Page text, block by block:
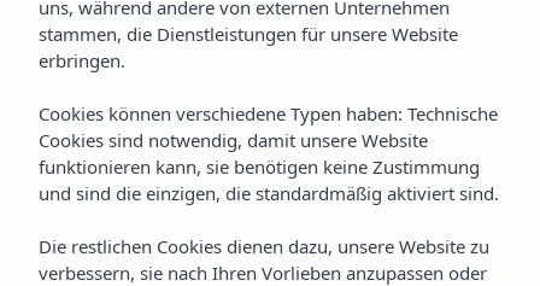
STEUER FÜR NACHHALTIGEN TOURISMUS
Steuer für Nachhaltigen Tourismus
uns, während andere von externen Unternehmen
stammen, die Dienstleistungen für unsere Website
erbringen.
Cookies können verschiedene Typen haben: Technische
Cookies sind notwendig, damit unsere Website
funktionieren kann, sie benötigen keine Zustimmung
und sind die einzigen, die standardmäßig aktiviert sind.
Die restlichen Cookies dienen dazu, unsere Website zu
verbessern, sie nach Ihren Vorlieben anzupassen oder